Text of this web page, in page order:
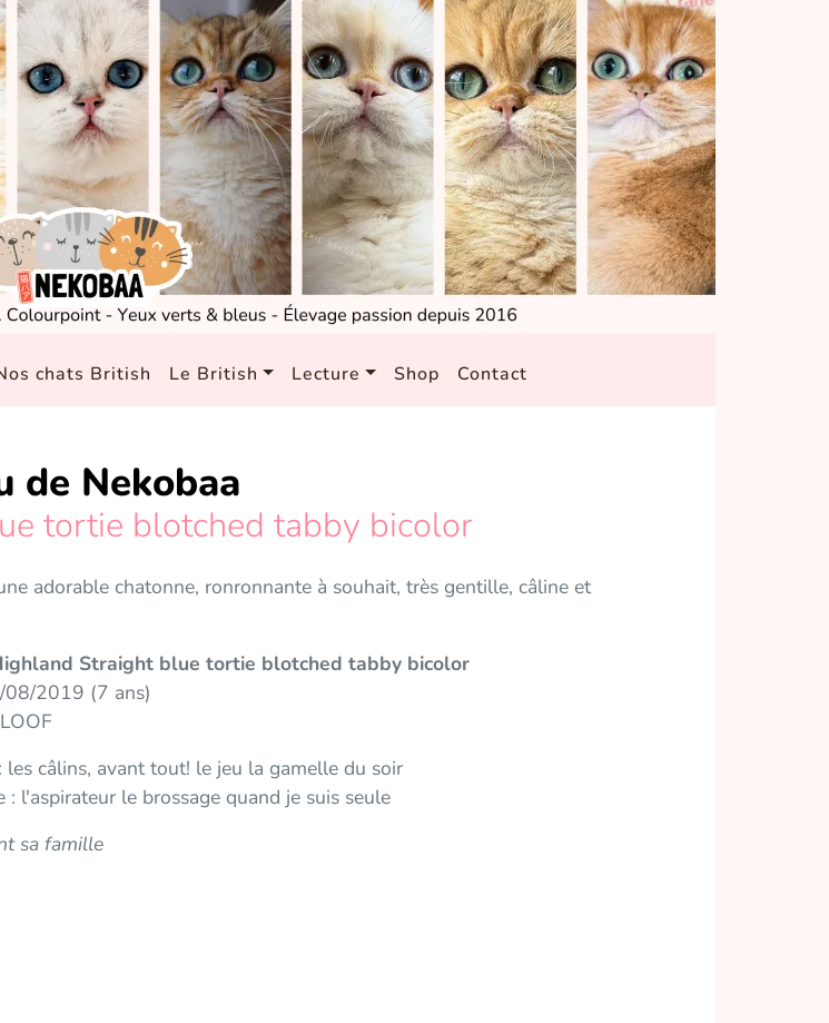
chats British Le British Lecture Shop Contact
de Nekobaa
tortie blotched tabby bicolor
adorable chatonne, ronronnante à souhait, très gentille, câline et
Straight blue tortie blotched tabby bicolor
08/2019 (7 ans)
câlins, avant tout! le jeu la gamelle du soir
l'aspirateur le brossage quand je suis seule
sa famille